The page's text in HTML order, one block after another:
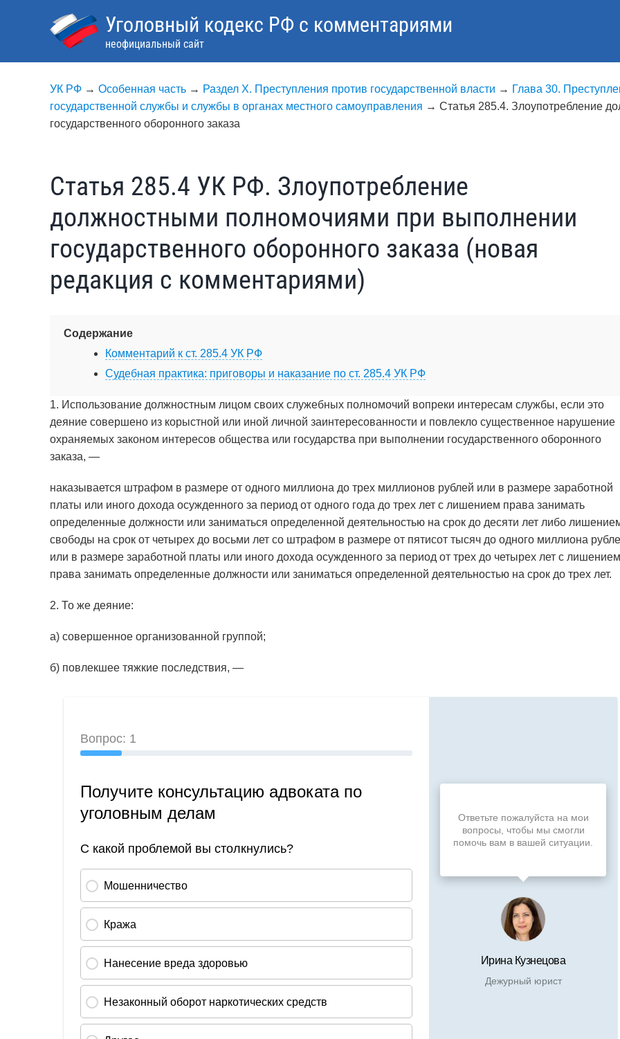
Уголовный кодекс РФ с комментариями
неофициальный сайт
УК РФ→ Особенная часть→ Раздел X. Преступления против государственной власти → Глава 30.
государственной службы и службы в органах местного самоуправления → Статья 285.4. Злоупотребление
государственного оборонного заказа
Статья 285.4 УК РФ. Злоупотребление
должностными полномочиями при выполнении
государственного оборонного заказа (новая
редакция с комментариями)
Содержание
Комментарий к ст. 285.4 УК РФ
Судебная практика: приговоры и наказание по ст. 285.4 УК РФ
1. Использование должностным лицом своих служебных полномочий вопреки интересам службы, если это
деяние совершено из корыстной или иной личной заинтересованности и повлекло существенное нарушение
охраняемых законом интересов общества или государства при выполнении государственного оборонного
заказа, —
наказывается штрафом в размере от одного миллиона до трех миллионов рублей или в размере заработной
платы или иного дохода осужденного за период от одного года до трех лет с лишением права занимать
определенные должности или заниматься определенной деятельностью на срок до десяти лет либо
свободы на срок от четырех до восьми лет со штрафом в размере от пятисот тысяч до одного миллиона
или в размере заработной платы или иного дохода осужденного за период от трех до четырех лет с лишением
права занимать определенные должности или заниматься определенной деятельностью на срок до трех лет.
2. То же деяние:
а) совершенное организованной группой;
б) повлекшее тяжкие последствия, —